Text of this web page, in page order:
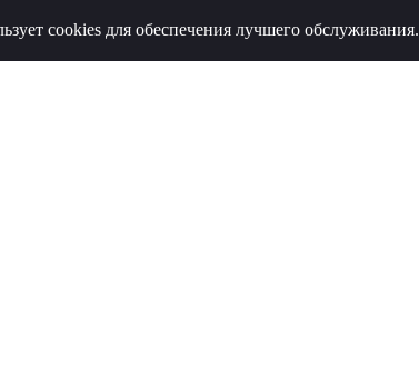
cookies для обеспечения лучшего обслуживания.